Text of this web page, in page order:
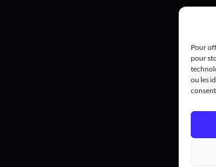
Pour
pour
ou les